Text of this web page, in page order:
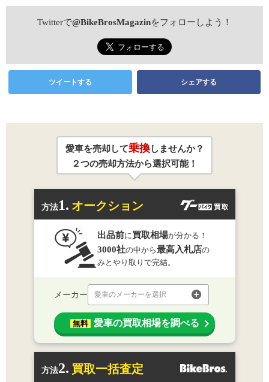
Twitterで@BikeBrosMagazinをフォローしよう！
ツイートする シェアする
愛車を売却して乗換しませんか？
２つの売却方法から選択可能！
方法1. オークション
出品前に買取相場が分かる！
3000社の中から最高入札店の
みとやり取りで完結。
メーカー 愛車のメーカーを選択
無料 愛車の買取相場を調べる
方法2. 買取一括査定